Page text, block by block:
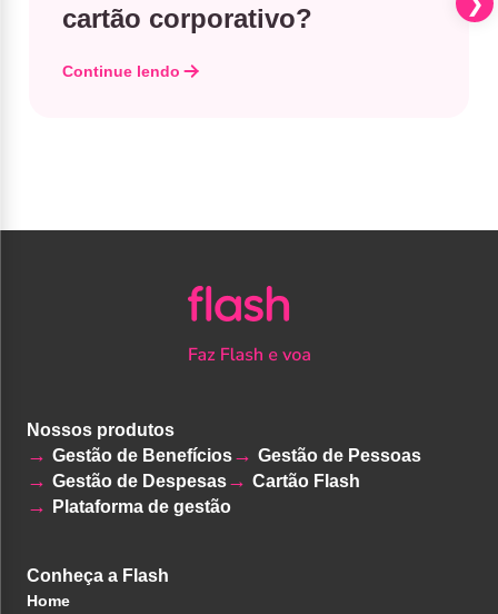
cartão corporativo?
Continue lendo
Nossos produtos
Gestão de Benefícios
Gestão de Pessoas
Gestão de Despesas
Cartão Flash
Plataforma de gestão
Conheça a Flash
Home